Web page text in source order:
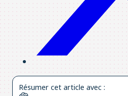
Résumer cet article avec :